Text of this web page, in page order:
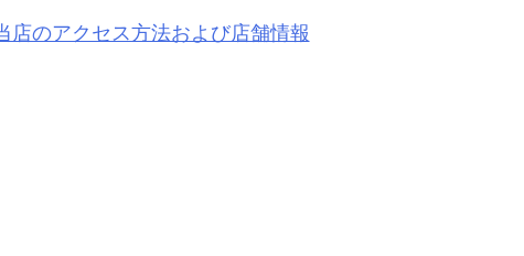
店のアクセス方法および店舗情報